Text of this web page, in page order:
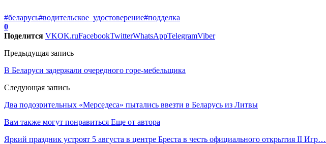
#беларусь#водительское_удостоверение#подделка
0
Поделится VKOK.ruFacebookTwitterWhatsAppTelegramViber
Предыдущая запись
В Беларуси задержали очередного горе-мебельщика
Следующая запись
Два подозрительных «Мерседеса» пытались ввезти в Беларусь из Литвы
Вам также могут понравиться Еще от автора
Яркий праздник устроят 5 августа в центре Бреста в честь официального открытия II Игр…